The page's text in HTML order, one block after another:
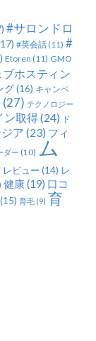
#サロンドロ
#英会話 (11) #
Etoren (11) GMO
ブホスティン
グ(16) キャンペ
(27) テクノロジー
ン取得(24) ド
ア (23) フィ
ダー (10) ム
レビュー (14) レ
健康(19) 口コ
(15) 育毛 (9) 育